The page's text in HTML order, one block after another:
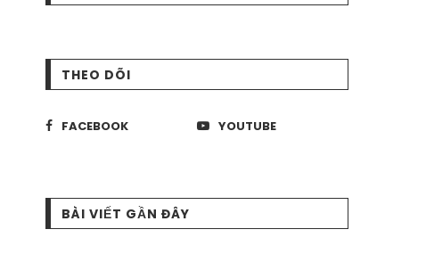
THEO DÕI
FACEBOOK YOUTUBE
BÀI VIẾT GẦN ĐÂY